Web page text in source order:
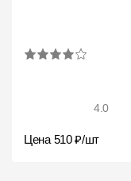
4.0
Цена 510 ₽/шт